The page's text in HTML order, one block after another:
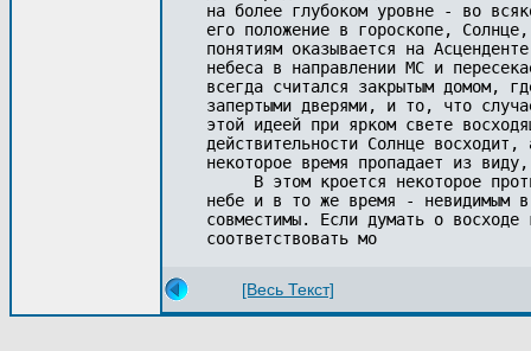
на более глубоком уровне - во
его положение в гороскопе,
понятиям оказывается на
небеса в направлении МС и
всегда считался закрытым домом,
запертыми дверями, и то, что
этой идеей при ярком свете
действительности Солнце
некоторое время пропадает из
В этом кроется некоторое
небе и в то же время - невидимым
совместимы. Если думать о
соответствовать мо
[Весь Текст]